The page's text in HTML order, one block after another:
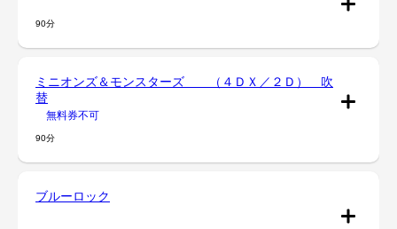
90分
ミニオンズ＆モンスターズ （４ＤＸ／２Ｄ） 吹
替
無料券不可
90分
ブルーロック